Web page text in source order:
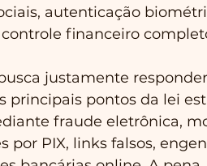
autenticação
financeiro
justamente
principais pontos da lei
fraude eletrônica,
por PIX, links falsos,